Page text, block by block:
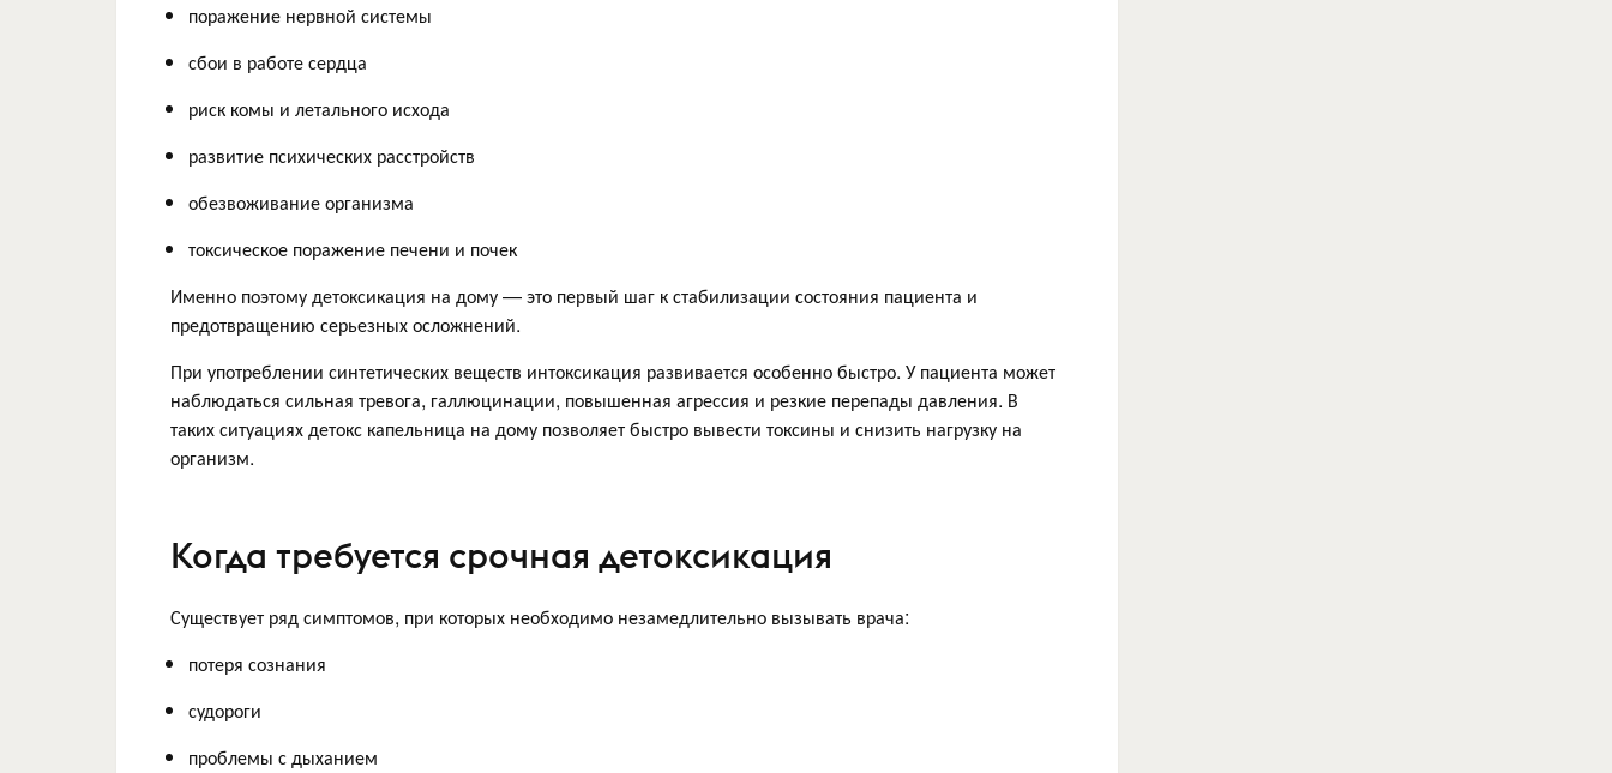
поражение нервной системы
сбои в работе сердца
риск комы и летального исхода
развитие психических расстройств
обезвоживание организма
токсическое поражение печени и почек
Именно поэтому детоксикация на дому — это первый шаг к стабилизации состояния пациента и
предотвращению серьезных осложнений.
При употреблении синтетических веществ интоксикация развивается особенно быстро. У пациента может
наблюдаться сильная тревога, галлюцинации, повышенная агрессия и резкие перепады давления. В
таких ситуациях детокс капельница на дому позволяет быстро вывести токсины и снизить нагрузку на
организм.
Когда требуется срочная детоксикация
Существует ряд симптомов, при которых необходимо незамедлительно вызывать врача:
потеря сознания
судороги
проблемы с дыханием